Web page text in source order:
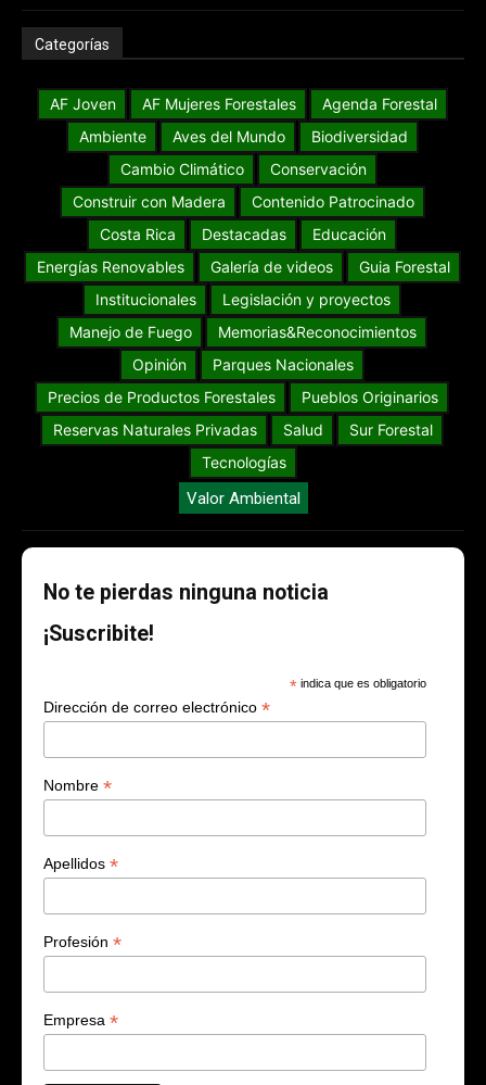
Categorías
AF Joven AF Mujeres Forestales
Agenda Forestal
Ambiente
Aves del Mundo
Biodiversidad
Cambio Climático
Conservación
Construir con Madera
Contenido Patrocinado
Costa Rica
Destacadas
Educación
Energías Renovables
Galería de videos
Guia Forestal
Institucionales
Legislación y proyectos
Manejo de Fuego
Memorias&Reconocimientos
Opinión
Parques Nacionales
Precios de Productos Forestales
Pueblos Originarios
Reservas Naturales Privadas
Salud
Sur Forestal
Tecnologías
Valor Ambiental
No te pierdas ninguna noticia
¡Suscribite!
* indica que es obligatorio
Dirección de correo electrónico *
Nombre *
Apellidos *
Profesión *
Empresa *